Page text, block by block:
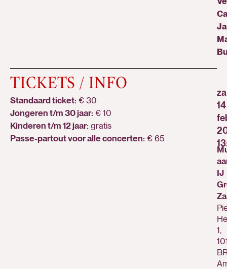
TICKETS / INFO
Standaard ticket: € 30
Jongeren t/m 30 jaar: € 10
Kinderen t/m 12 jaar: gratis
Passe-partout voor alle concerten: € 65
za
14
IJ
1,